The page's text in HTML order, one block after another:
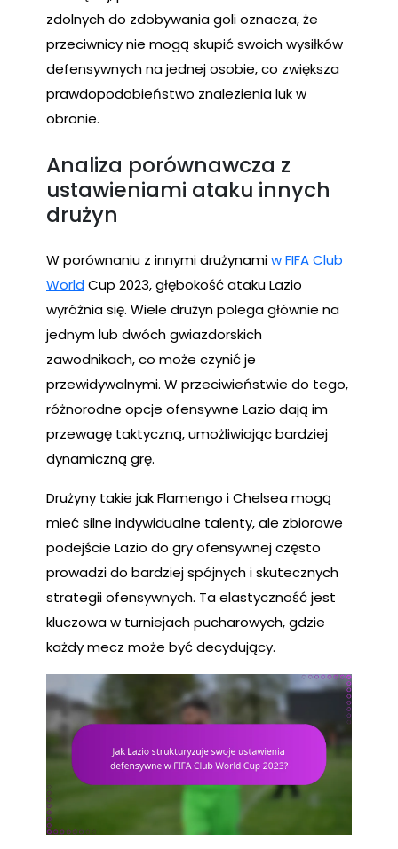
zdolnych do zdobywania goli oznacza, że
przeciwnicy nie mogą skupić swoich wysiłków
defensywnych na jednej osobie, co zwiększa
prawdopodobieństwo znalezienia luk w
obronie.
Analiza porównawcza z
ustawieniami ataku innych
drużyn
W porównaniu z innymi drużynamiw FIFA Club
World Cup 2023, głębokość ataku Lazio
wyróżnia się. Wiele drużyn polega głównie na
jednym lub dwóch gwiazdorskich
zawodnikach, co może czynić je
przewidywalnymi. W przeciwieństwie do tego,
różnorodne opcje ofensywne Lazio dają im
przewagę taktyczną, umożliwiając bardziej
dynamiczną grę.
Drużyny takie jak Flamengo i Chelsea mogą
mieć silne indywidualne talenty, ale zbiorowe
podejście Lazio do gry ofensywnej często
prowadzi do bardziej spójnych i skutecznych
strategii ofensywnych. Ta elastyczność jest
kluczowa w turniejach pucharowych, gdzie
każdy mecz może być decydujący.